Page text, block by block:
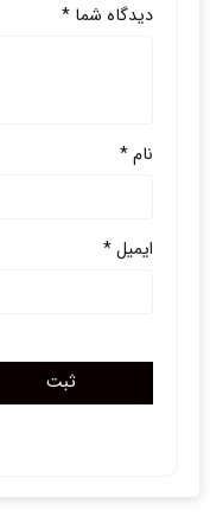
دیدگاه شما *
نام*
ایمیل*